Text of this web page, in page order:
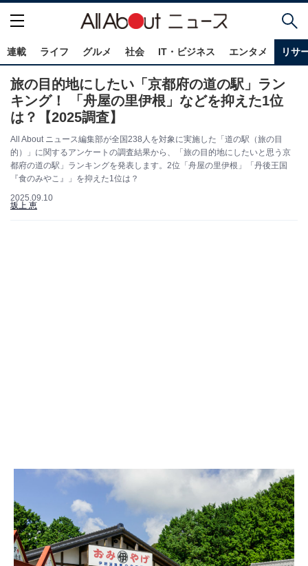
連載 ライフ グルメ 社会 IT・ビジネス エンタメ リサ
旅の目的地にしたい「京都府の道の駅」ラン
キング！ 「舟屋の里伊根」などを抑えた1位
は？【2025調査】
All About ニュース編集部が全国238人を対象に実施した「道の駅（旅の目
的）」に関するアンケートの調査結果から、「旅の目的地にしたいと思う京
都府の道の駅」ランキングを発表します。2位「舟屋の里伊根」「丹後王国
『食のみやこ』」を抑えた1位は？
2025.09.10
坂上 恵